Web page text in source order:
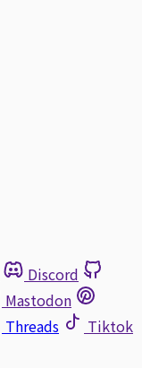
Discord
Mastodon
Threads
Tiktok